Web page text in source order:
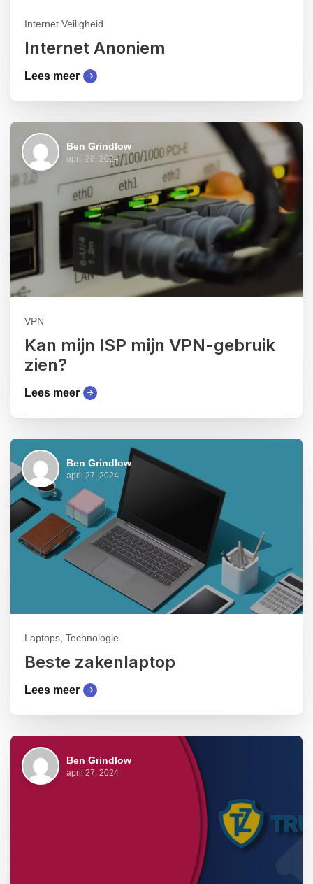
Internet Veiligheid
Internet Anoniem
Lees meer
Ben Grindlow
april 28, 2024
VPN
Kan mijn ISP mijn VPN-gebruik
zien?
Lees meer
Ben Grindlow
april 27, 2024
Laptops, Technologie
Beste zakenlaptop
Lees meer
Ben Grindlow
april 27, 2024